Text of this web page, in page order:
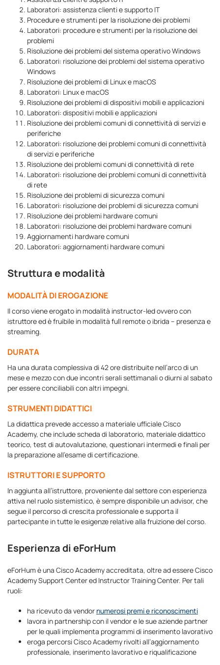
Laboratori: assistenza clienti e supporto IT
Procedure e strumenti per la risoluzione dei problemi
Laboratori: procedure e strumenti per la risoluzione dei
problemi
Risoluzione dei problemi del sistema operativo Windows
Laboratori: risoluzione dei problemi del sistema operativo
Windows
Risoluzione dei problemi di Linux e macOS
Laboratori: Linux e macOS
Risoluzione dei problemi di dispositivi mobili e applicazioni
Laboratori: dispositivi mobili e applicazioni
Risoluzione dei problemi comuni di connettività di servizi e
periferiche
Laboratori: risoluzione dei problemi comuni di connettività
di servizi e periferiche
Risoluzione dei problemi comuni di connettività di rete
Laboratori: risoluzione dei problemi comuni di connettività
di rete
Risoluzione dei problemi di sicurezza comuni
Laboratori: risoluzione dei problemi di sicurezza comuni
Risoluzione dei problemi hardware comuni
Laboratori: risoluzione dei problemi hardware comuni
Aggiornamenti hardware comuni
Laboratori: aggiornamenti hardware comuni
Struttura e modalità
MODALITÀ DI EROGAZIONE
Il corso viene erogato in modalità instructor-led ovvero con
istruttore ed è fruibile in modalità full remote o ibrida – presenza e
streaming.
DURATA
Ha una durata complessiva di 42 ore distribuite nell’arco di un
mese e mezzo con due incontri serali settimanali o diurni al sabato
per essere conciliabili con altri impegni.
STRUMENTI DIDATTICI
La didattica prevede accesso a materiale ufficiale Cisco
Academy, che include scheda di laboratorio, materiale didattico
teorico, test di autovalutazione, questionari intermedi e finali per
la preparazione all’esame di certificazione.
ISTRUTTORI E SUPPORTO
In aggiunta all’istruttore, proveniente dal settore con esperienza
attiva nel ruolo sistemistico, è sempre disponibile un advisor, che
segue il percorso di crescita professionale e supporta il
partecipante in tutte le esigenze relative alla fruizione del corso.
Esperienza di eForHum
eForHum è una Cisco Academy accreditata, oltre ad essere Cisco
Academy Support Center ed Instructor Training Center. Per tali
ruoli:
ha ricevuto da vendor numerosi premi e riconoscimenti
lavora in partnership con il vendor e le sue aziende partner
per le quali implementa programmi di inserimento lavorativo
eroga percorsi Cisco Academy rivolti all’aggiornamento
professionale, inserimento lavorativo e riqualificazione